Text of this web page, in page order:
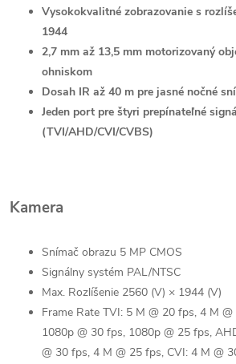
Vysokokvalitné zobrazovanie s
1944
2,7 mm až 13,5 mm motorizovaný
ohniskom
Dosah IR až 40 m pre jasné nočné
Jeden port pre štyri prepínateľné
(TVI/AHD/CVI/CVBS)
Kamera
Snímač obrazu 5 MP CMOS
Signálny systém PAL/NTSC
Max. Rozlíšenie 2560 (V) × 1944 (V)
Frame Rate TVI: 5 M @ 20 fps, 4 M
1080p @ 30 fps, 1080p @ 25 fps,
@ 30 fps, 4 M @ 25 fps, CVI: 4 M @